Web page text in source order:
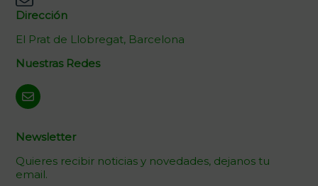
Dirección
El Prat de Llobregat, Barcelona
Nuestras Redes
Newsletter
Quieres recibir noticias y novedades, dejanos tu
email.